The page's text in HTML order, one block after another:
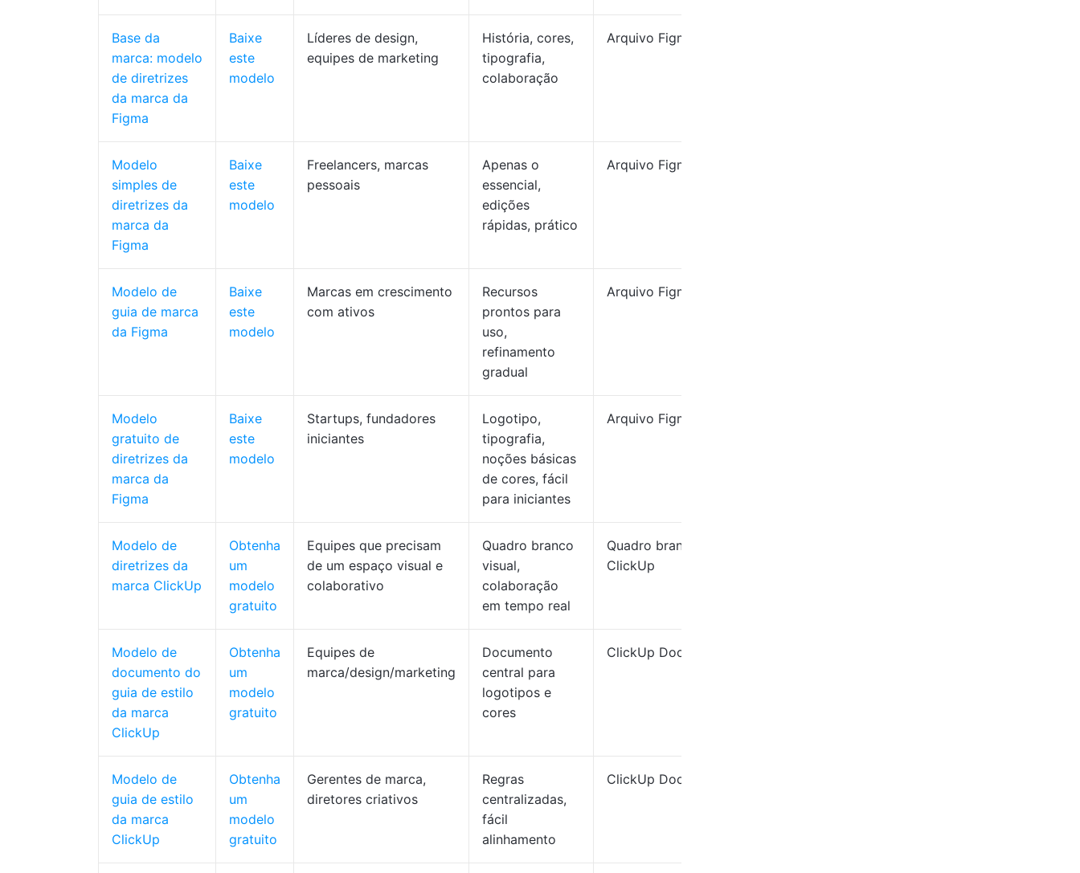
Base da
marca: modelo
de diretrizes
da marca da
Figma
Baixe
este
modelo
Líderes de design,
equipes de marketing
História, cores,
tipografia,
colaboração
Arquivo Figma
Modelo
simples de
diretrizes da
marca da
Figma
Baixe
este
modelo
Freelancers, marcas
pessoais
Apenas o
essencial,
edições
rápidas, prático
Arquivo Figma
Modelo de
guia de marca
da Figma
Baixe
este
modelo
Marcas em crescimento
com ativos
Recursos
prontos para
uso,
refinamento
gradual
Arquivo Figma
Modelo
gratuito de
diretrizes da
marca da
Figma
Baixe
este
modelo
Startups, fundadores
iniciantes
Logotipo,
tipografia,
noções básicas
de cores, fácil
para iniciantes
Arquivo Figma
Modelo de
diretrizes da
marca ClickUp
Obtenha
um
modelo
gratuito
Equipes que precisam
de um espaço visual e
colaborativo
Quadro branco
visual,
colaboração
em tempo real
Quadro branco
ClickUp
Modelo de
documento do
guia de estilo
da marca
ClickUp
Obtenha
um
modelo
gratuito
Equipes de
marca/design/marketing
Documento
central para
logotipos e
cores
ClickUp Doc
Modelo de
guia de estilo
da marca
ClickUp
Obtenha
um
modelo
gratuito
Gerentes de marca,
diretores criativos
Regras
centralizadas,
fácil
alinhamento
ClickUp Doc/List